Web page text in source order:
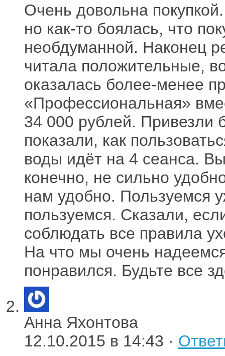
Очень довольна
но как-то боялась, что
необдуманной. Наконец
читала положительные,
оказалась более-менее
«Профессиональная»
34 000 рублей. Привезли
показали, как
воды идёт на 4 сеанса.
конечно, не сильно
нам удобно. Пользуемся
пользуемся. Сказали,
соблюдать все правила
На что мы очень
понравился. Будьте все
Анна Яхонтова
12.10.2015 в 14:43 ·